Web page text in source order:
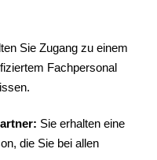
Sie Zugang zu einem
Fachpersonal
Sie erhalten eine
die Sie bei allen